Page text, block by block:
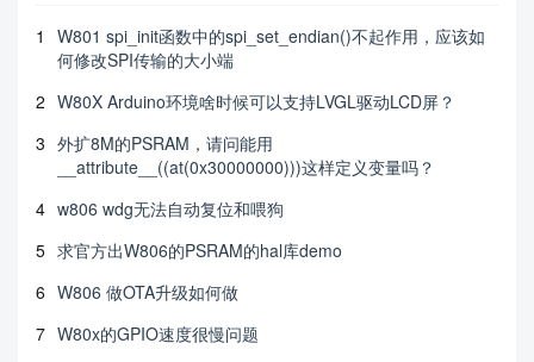
1
W801 spi_init函数中的spi_set_endian()不起作用，应该如
何修改SPI传输的大小端
2 W80X Arduino环境啥时候可以支持LVGL驱动LCD屏？
3 外扩8M的PSRAM，请问能用
__attribute__((at(0x30000000)))这样定义变量吗？
4 w806 wdg无法自动复位和喂狗
5 求官方出W806的PSRAM的hal库demo
6 W806 做OTA升级如何做
7 W80x的GPIO速度很慢问题